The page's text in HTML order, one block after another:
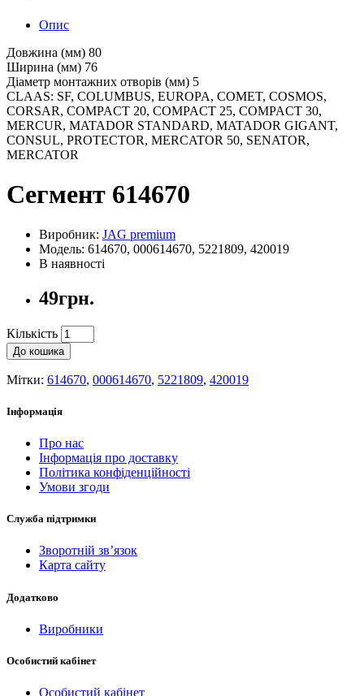
Опис
Довжина (мм) 80
Ширина (мм) 76
Діаметр монтажних отворів (мм) 5
CLAAS: SF, COLUMBUS, EUROPA, COMET, COSMOS,
CORSAR, COMPACT 20, COMPACT 25, COMPACT 30,
MERCUR, MATADOR STANDARD, MATADOR GIGANT,
CONSUL, PROTECTOR, MERCATOR 50, SENATOR,
MERCATOR
Сегмент 614670
Виробник: JAG premium
Модель: 614670, 000614670, 5221809, 420019
В наявності
49грн.
Кількість
До кошика
Мітки: 614670, 000614670, 5221809, 420019
Інформація
Про нас
Інформація про доставку
Політика конфіденційності
Умови згоди
Служба підтримки
Зворотній зв’язок
Карта сайту
Додатково
Виробники
Особистий кабінет
Особистий кабінет